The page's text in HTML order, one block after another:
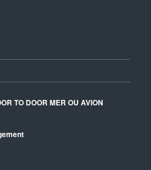
TO DOOR MER OU AVION